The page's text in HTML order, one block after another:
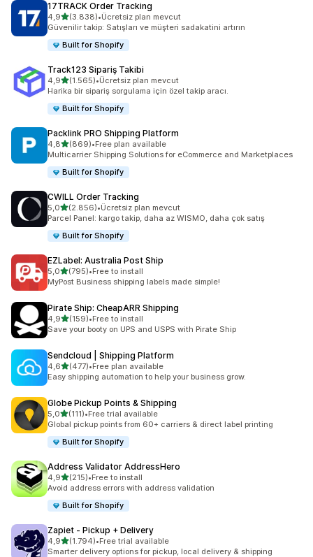
17TRACK Order Tracking
4,95 yıldız üzerinden
(3.838)
toplam 3838 değerlendirme
•Ücretsiz plan mevcut
Güvenilir takip: Satışları ve müşteri sadakatini artırın
Built for Shopify
Track123 Sipariş Takibi
4,95 yıldız üzerinden
(1.565)
toplam 1565 değerlendirme
•Ücretsiz plan mevcut
Harika bir sipariş sorgulama için özel takip aracı.
Built for Shopify
Packlink PRO Shipping Platform
4,85 yıldız üzerinden
(869)
toplam 869 değerlendirme
•Free plan available
Multicarrier Shipping Solutions for eCommerce and Marketplaces
Built for Shopify
CWILL Order Tracking
5,05 yıldız üzerinden
(2.856)
toplam 2856 değerlendirme
•Ücretsiz plan mevcut
Parcel Panel: kargo takip, daha az WISMO, daha çok satış
Built for Shopify
EZLabel: Australia Post Ship
5,05 yıldız üzerinden
(795)
toplam 795 değerlendirme
•Free to install
MyPost Business shipping labels made simple!
Pirate Ship: CheapARR Shipping
4,95 yıldız üzerinden
(159)
toplam 159 değerlendirme
•Free to install
Save your booty on UPS and USPS with Pirate Ship
Sendcloud | Shipping Platform
4,65 yıldız üzerinden
(477)
toplam 477 değerlendirme
•Free plan available
Easy shipping automation to help your business grow.
Globe Pickup Points & Shipping
5,05 yıldız üzerinden
(111)
toplam 111 değerlendirme
•Free trial available
Global pickup points from 60+ carriers & direct label printing
Built for Shopify
Address Validator AddressHero
4,95 yıldız üzerinden
(215)
toplam 215 değerlendirme
•Free to install
Avoid address errors with address validation
Built for Shopify
Zapiet ‑ Pickup + Delivery
4,95 yıldız üzerinden
(1.794)
toplam 1794 değerlendirme
•Free trial available
Smarter delivery options for pickup, local delivery & shipping